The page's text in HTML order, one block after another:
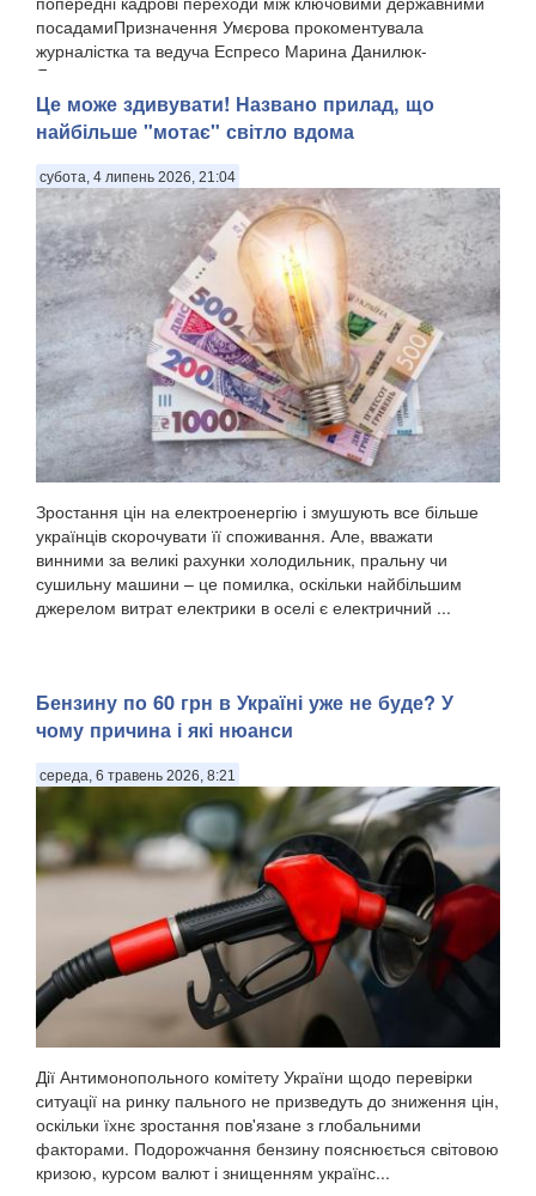
посадамиПризначення Умєрова прокоментувала
журналістка та ведуча Еспресо Марина Данилюк-
Ярмолаєва у п...
Це може здивувати! Названо прилад, що
найбільше "мотає" світло вдома
субота, 4 липень 2026, 21:04
Зростання цін на електроенергію і змушують все більше
українців скорочувати її споживання. Але, вважати
винними за великі рахунки холодильник, пральну чи
сушильну машини – це помилка, оскільки найбільшим
джерелом витрат електрики в оселі є електричний ...
Бензину по 60 грн в Україні уже не буде? У
чому причина і які нюанси
середа, 6 травень 2026, 8:21
Дії Антимонопольного комітету України щодо перевірки
ситуації на ринку пального не призведуть до зниження цін,
оскільки їхнє зростання пов'язане з глобальними
факторами. Подорожчання бензину пояснюється світовою
кризою, курсом валют і знищенням українс...